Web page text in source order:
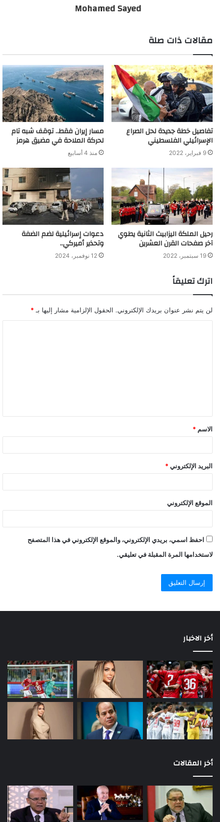
بإسطنبول
Mohamed Sayed
مقالات ذات صلة
تفاصيل خطة جديدة لحل الصراع
الإسرائيلي الفلسطيني
9 فبراير، 2022
مسار إيران فقط.. توقف شبه تام
لحركة الملاحة في مضيق هرمز
منذ 4 أسابيع
رحيل الملكة اليزابيث الثانية يطوي
آخر صفحات القرن العشرين
19 سبتمبر، 2022
دعوات إسرائيلية لضم الضفة
وتحذير أميركي..
12 نوفمبر، 2024
اترك تعليقاً
لن يتم نشر عنوان بريدك الإلكتروني. الحقول الإلزامية مشار إليها بـ *
الاسم *
البريد الإلكتروني *
الموقع الإلكتروني
احفظ اسمي، بريدي الإلكتروني، والموقع الإلكتروني في هذا المتصفح
لاستخدامها المرة المقبلة في تعليقي.
أخر الاخبار
أخر المقالات